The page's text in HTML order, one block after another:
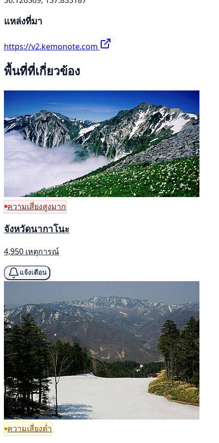
แหล่งที่มา
https://v2.kemonote.com
พื้นที่ที่เกี่ยวข้อง
ความเสี่ยงสูงมาก
จังหวัดนากาโนะ
4,950 เหตุการณ์
แจ้งเตือน
ความเสี่ยงต่ำ